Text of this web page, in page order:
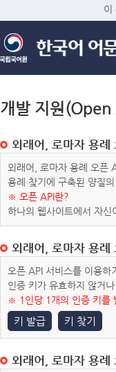
이
개발 지원(Open
외래어, 로마자 용례
외래어, 로마자 용례 오픈
용례 찾기에 구축된 양질
※ 오픈 API란?
하나의 웹사이트에서 자
외래어, 로마자 용례
오픈 API 서비스를 이용
인증 키가 유효하지 않거
※ 1인당 1개의 인증 키를
키 발급 키 찾기
외래어, 로마자 용례